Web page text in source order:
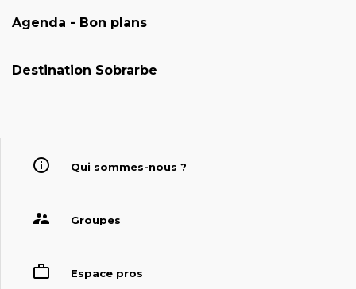
Agenda - Bon plans
Destination Sobrarbe
Qui sommes-nous ?
Groupes
Espace pros